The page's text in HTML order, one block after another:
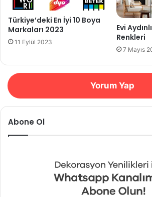
Türkiye’deki En İyi 10 Boya
Markaları 2023
11 Eylül 2023
Evi
Renkleri
7 Mayıs
Yorum Yap
Abone Ol